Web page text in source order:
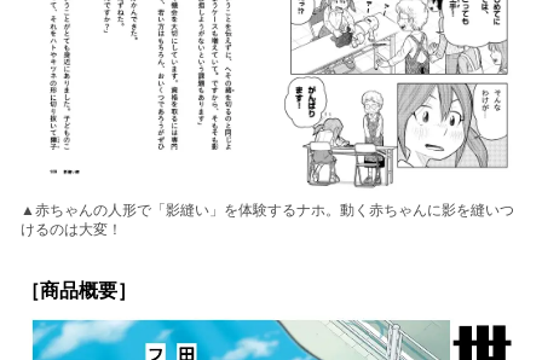
▲赤ちゃんの人形で「影縫い」を体験するナホ。動く赤ちゃんに影を縫いつ
けるのは大変！
［商品概要］